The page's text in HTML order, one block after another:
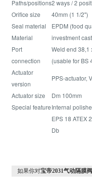
Paths/positions2 ways / 2
Orifice size
40mm (1 1/2")
Seal material
EPDM (food
Material
investment
Port
connection
Weld end 38,1
(usable for BS
Actuator
version
PPS-actuator,
Actuator size
Dm 100mm
Special featureInternal
EPS 18 ATEX
Db
如果你对宝帝2031气动隔膜